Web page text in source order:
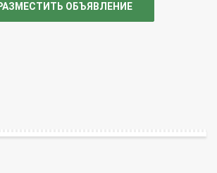
ОБЪЯВЛЕНИЕ